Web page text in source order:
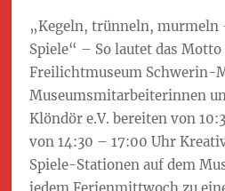
„Kegeln, trünneln, murmeln
Spiele“ – So lautet das
Freilichtmuseum Schwerin-
Museumsmitarbeiterinnen
Klöndör e.V. bereiten von
von 14:30 – 17:00 Uhr
Spiele-Stationen auf dem